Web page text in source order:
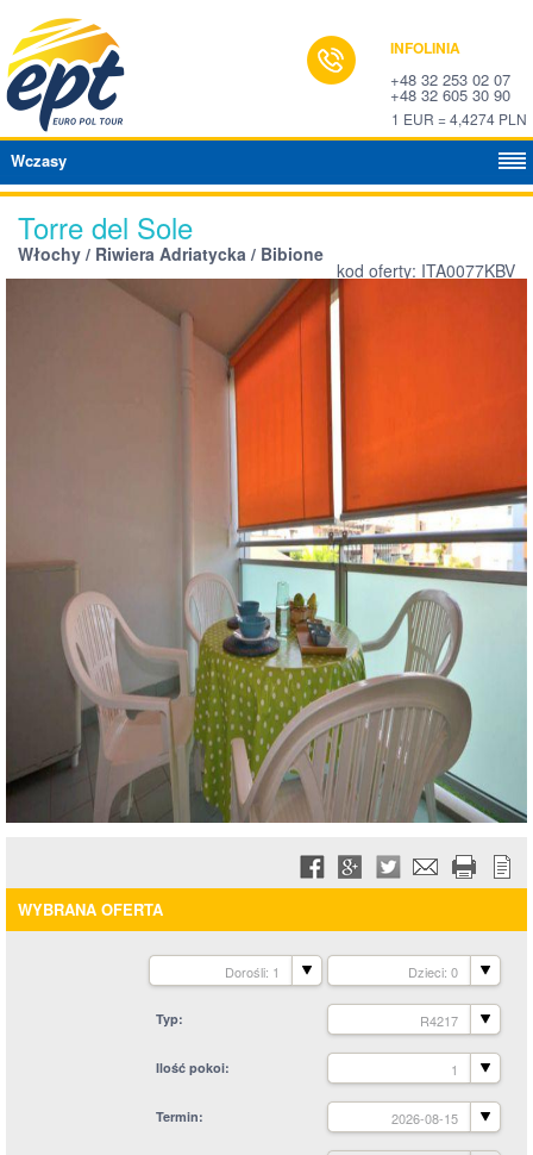
INFOLINIA
+48 32 253 02 07
+48 32 605 30 90
1 EUR = 4,4274 PLN
Wczasy
Torre del Sole
Włochy / Riwiera Adriatycka / Bibione
kod oferty: ITA0077KBV
WYBRANA OFERTA
Dorośli: 1 Dzieci: 0
Typ R4217
Ilość pokoi 1
Termin 2026-08-15